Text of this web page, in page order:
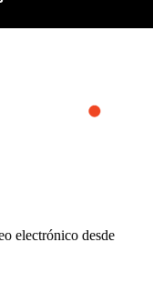
electrónico desde